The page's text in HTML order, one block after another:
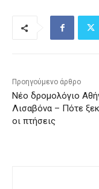
Προηγούμενο άρθρο
Νέο δρομολόγιο
Λισαβόνα – Πότε
οι πτήσεις